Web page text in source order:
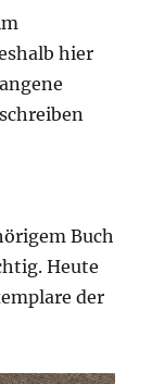
hier
Buch
Heute
der